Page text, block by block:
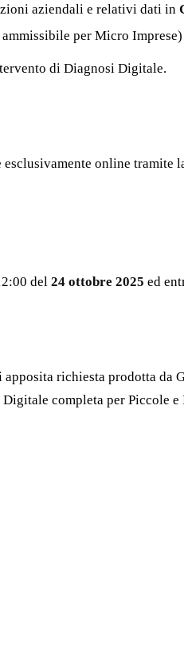
aziendali e relativi dati in
per Micro Imprese)
di Diagnosi Digitale.
online tramite
del 24 ottobre 2025 ed
richiesta prodotta da
completa per Piccole